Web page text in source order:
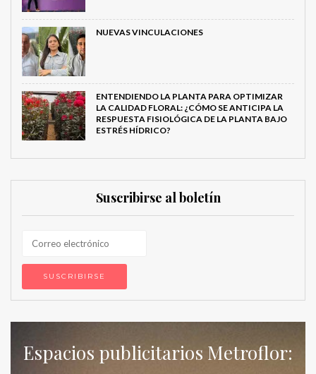
NUEVAS VINCULACIONES
ENTENDIENDO LA PLANTA PARA OPTIMIZAR
LA CALIDAD FLORAL: ¿CÓMO SE ANTICIPA LA
RESPUESTA FISIOLÓGICA DE LA PLANTA BAJO
ESTRÉS HÍDRICO?
Suscribirse al boletín
Espacios publicitarios Metroflor: